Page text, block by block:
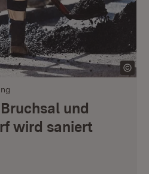
und
wird saniert